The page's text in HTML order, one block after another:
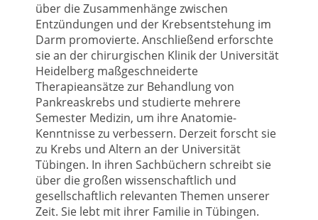
über die Zusammenhänge zwischen
Entzündungen und der Krebsentstehung im
Darm promovierte. Anschließend erforschte
sie an der chirurgischen Klinik der Universität
Heidelberg maßgeschneiderte
Therapieansätze zur Behandlung von
Pankreaskrebs und studierte mehrere
Semester Medizin, um ihre Anatomie-
Kenntnisse zu verbessern. Derzeit forscht sie
zu Krebs und Altern an der Universität
Tübingen. In ihren Sachbüchern schreibt sie
über die großen wissenschaftlich und
gesellschaftlich relevanten Themen unserer
Zeit. Sie lebt mit ihrer Familie in Tübingen.